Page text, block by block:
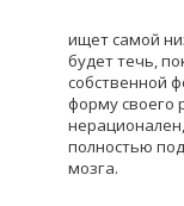
ищет самой
будет течь,
собственной
форму своего
полностью
мозга.